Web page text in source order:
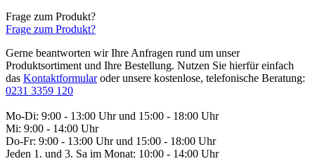
Frage zum Produkt?
Frage zum Produkt?
Gerne beantworten wir Ihre Anfragen rund um unser
Produktsortiment und Ihre Bestellung. Nutzen Sie hierfür einfach
das Kontaktformularoder unsere kostenlose, telefonische Beratung:
0231 3359 120
Mo-Di: 9:00 - 13:00 Uhr und 15:00 - 18:00 Uhr
Mi: 9:00 - 14:00 Uhr
Do-Fr: 9:00 - 13:00 Uhr und 15:00 - 18:00 Uhr
Jeden 1. und 3. Sa im Monat: 10:00 - 14:00 Uhr